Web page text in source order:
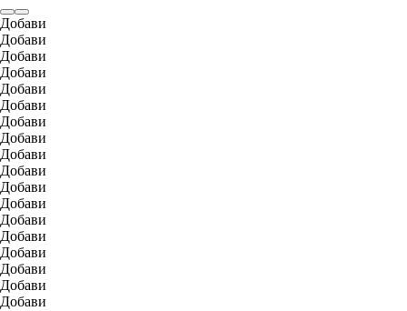
Добави
Добави
Добави
Добави
Добави
Добави
Добави
Добави
Добави
Добави
Добави
Добави
Добави
Добави
Добави
Добави
Добави
Добави